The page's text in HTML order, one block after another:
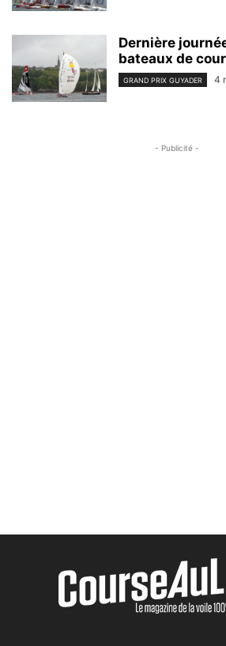
Dernière
bateaux de
GRAND PRIX GUYADER 4
- Publicité -